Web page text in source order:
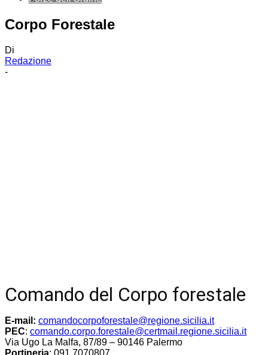
Corpo Forestale
Di
Redazione
-
Comando del Corpo forestale
E-mail: comandocorpoforestale@regione.sicilia.it
PEC: comando.corpo.forestale@certmail.regione.sicilia.it
Via Ugo La Malfa, 87/89 – 90146 Palermo
Portineria: 091 7070807